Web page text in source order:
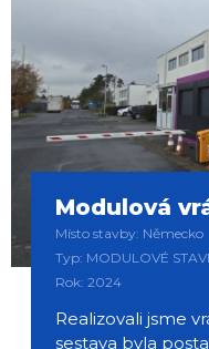
Modulová
Místo stavby: Německo
Typ: MODULOVÉ
Rok: 2024
Realizovali jsme
sestava byla